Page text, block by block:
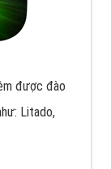
được đào
Litado,